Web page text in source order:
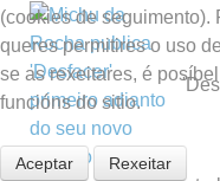
(cookies de seguimento).
queres permitires o uso
se as rexeitares, é
funcións do sitio.
Aceptar Rexeitar